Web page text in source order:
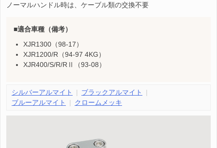
ノーマルハンドル時は、ケーブル類の交換不要
適合車種（備考）
XJR1300（98-17）
XJR1200/R（94-97 4KG）
XJR400/S/R/RⅡ（93-08）
シルバーアルマイト
ブラックアルマイト
ブルーアルマイト
クロームメッキ